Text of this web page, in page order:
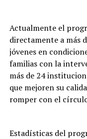
Actualmente el
directamente a más
jóvenes en
familias con la
más de 24
que mejoren su
romper con el
Estadísticas del